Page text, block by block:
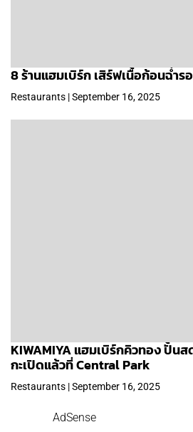
8 ร้านแฮมเบิร์ก เสิร์ฟเนื้อก้อนฉ่ำร
Restaurants | September 16, 2025
KIWAMIYA แฮมเบิร์กคิวทอง ปั้น
กะเปิดแล้วที่ Central Park
Restaurants | September 16, 2025
AdSense